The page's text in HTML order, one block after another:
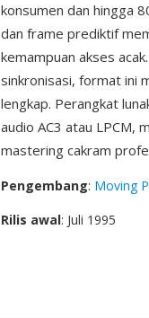
konsumen dan hingga
dan frame prediktif
kemampuan akses
sinkronisasi, format ini
lengkap. Perangkat
audio AC3 atau LPCM,
mastering cakram
Pengembang: Moving
Rilis awal: Juli 1995